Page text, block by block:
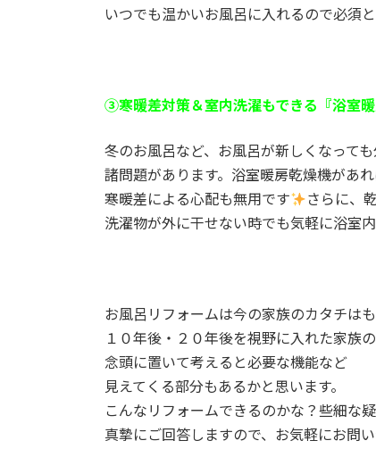
いつでも温かいお風呂に入れるので必須
③寒暖差対策＆室内洗濯もできる『浴室暖
冬のお風呂など、お風呂が新しくなって
諸問題があります。浴室暖房乾燥機があ
寒暖差による心配も無用です
さらに、
洗濯物が外に干せない時でも気軽に浴室
お風呂リフォームは今の家族のカタチはも
１０年後・２０年後を視野に入れた家族
念頭に置いて考えると必要な機能など
見えてくる部分もあるかと思います。
こんなリフォームできるのかな？些細な
真摯にご回答しますので、お気軽にお問